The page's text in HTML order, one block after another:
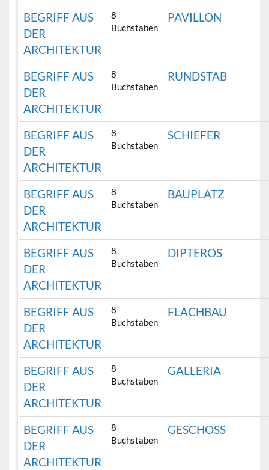
BEGRIFF AUS
DER
ARCHITEKTUR
8
Buchstaben
PAVILLON
BEGRIFF AUS
DER
ARCHITEKTUR
8
Buchstaben
RUNDSTAB
BEGRIFF AUS
DER
ARCHITEKTUR
8
Buchstaben
SCHIEFER
BEGRIFF AUS
DER
ARCHITEKTUR
8
Buchstaben
BAUPLATZ
BEGRIFF AUS
DER
ARCHITEKTUR
8
Buchstaben
DIPTEROS
BEGRIFF AUS
DER
ARCHITEKTUR
8
Buchstaben
FLACHBAU
BEGRIFF AUS
DER
ARCHITEKTUR
8
Buchstaben
GALLERIA
BEGRIFF AUS
DER
ARCHITEKTUR
8
Buchstaben
GESCHOSS